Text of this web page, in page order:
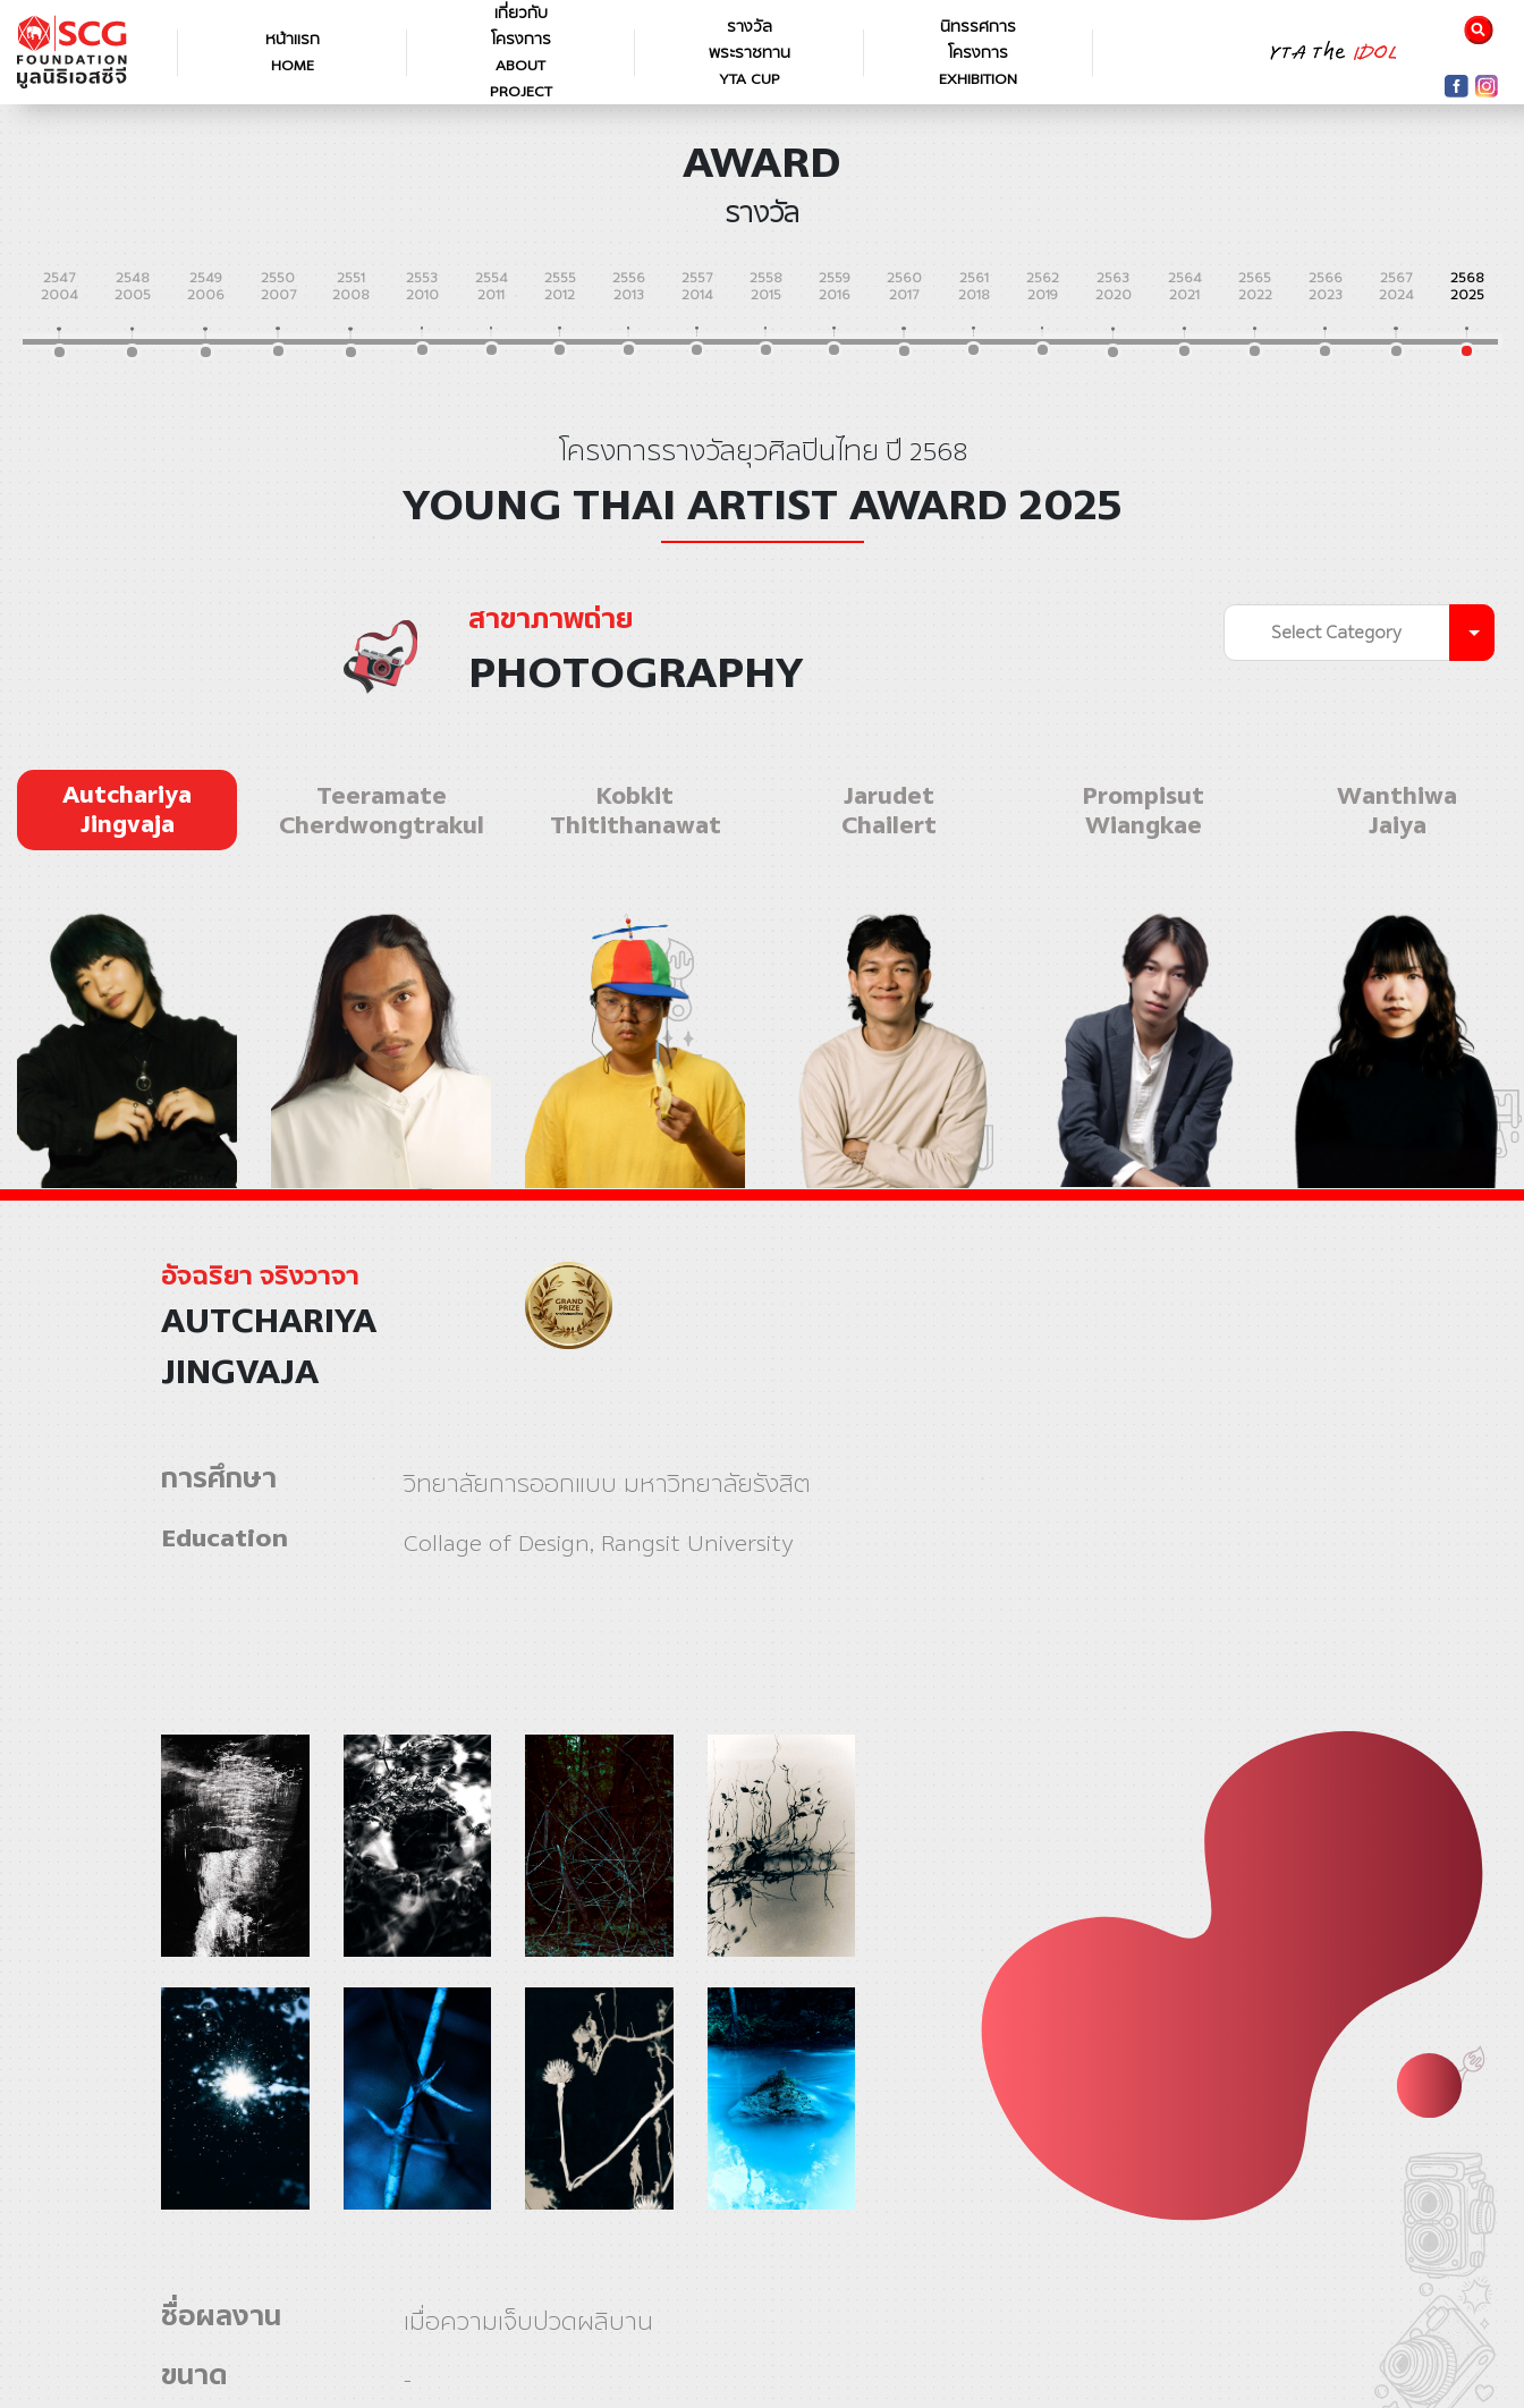
หน้าแรก
HOME
เกี่ยวกับ
โครงการ
ABOUT
PROJECT
รางวัล
พระราชทาน
YTA CUP
นิทรรศการ
โครงการ
EXHIBITION
AWARD
รางวัล
2547
2004
2548
2005
2549
2006
2550
2007
2551
2008
2553
2010
2554
2011
2555
2012
2556
2013
2557
2014
2558
2015
2559
2016
2560
2017
2561
2018
2562
2019
2563
2020
2564
2021
2565
2022
2566
2023
2567
2024
2568
2025
โครงการรางวัลยุวศิลปินไทย ปี 2568
YOUNG THAI ARTIST AWARD 2025
สาขาภาพถ่าย
PHOTOGRAPHY
Select Category
Autchariya
Jingvaja
Teeramate
Cherdwongtrakul
Kobkit
Thitithanawat
Jarudet
Chailert
Prompisut
Wiangkae
Wanthiwa
Jaiya
อัจฉริยา จริงวาจา
AUTCHARIYA
JINGVAJA
การศึกษา วิทยาลัยการออกแบบ มหาวิทยาลัยรังสิต
Education Collage of Design, Rangsit University
ชื่อผลงาน เมื่อความเจ็บปวดผลิบาน
ขนาด -